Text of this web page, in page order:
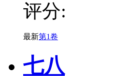
评分:
最新第1卷
七八